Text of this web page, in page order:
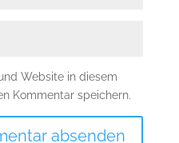
Website in diesem
Kommentar speichern.